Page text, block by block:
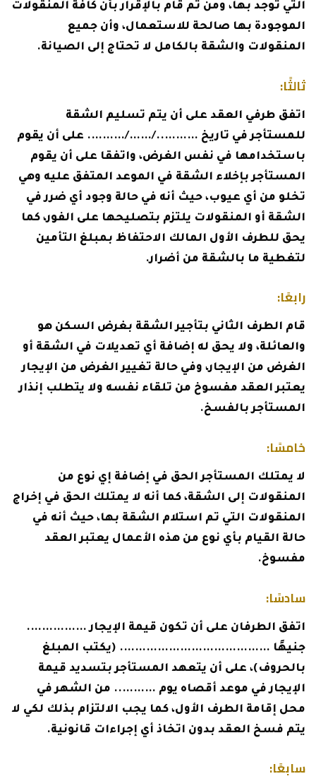
التي توجد بها، ومن ثم قام بالإقرار بأن كافة المنقولات
الموجودة بها صالحة للاستعمال، وأن جميع
المنقولات والشقة بالكامل لا تحتاج إلى الصيانة.
ثالثًا:
اتفق طرفي العقد على أن يتم تسليم الشقة
للمستأجر في تاريخ ………../……/………. على أن يقوم
باستخدامها في نفس الغرض، واتفقا على أن يقوم
المستأجر بإخلاء الشقة في الموعد المتفق عليه وهي
تخلو من أي عيوب، حيث أنه في حالة وجود أي ضرر في
الشقة أو المنقولات يلتزم بتصليحها على الفور، كما
يحق للطرف الأول المالك الاحتفاظ بمبلغ التأمين
لتغطية ما بالشقة من أضرار.
رابعًا:
قام الطرف الثاني بتأجير الشقة بغرض السكن هو
والعائلة، ولا يحق له إضافة أي تعديلات في الشقة أو
الغرض من الإيجار، وفي حالة تغيير الغرض من الإيجار
يعتبر العقد مفسوخ من تلقاء نفسه ولا يتطلب إنذار
المستأجر بالفسخ.
خامسًا:
لا يمتلك المستأجر الحق في إضافة إي نوع من
المنقولات إلى الشقة، كما أنه لا يمتلك الحق في إخراج
المنقولات التي تم استلام الشقة بها، حيث أنه في
حالة القيام بأي نوع من هذه الأعمال يعتبر العقد
مفسوخ.
سادسًا:
اتفق الطرفان على أن تكون قيمة الإيجار …………….
جنيهًا …………………………………. (يكتب المبلغ
بالحروف)، على أن يتعهد المستأجر بتسديد قيمة
الإيجار في موعد أقصاه يوم ……….. من الشهر في
محل إقامة الطرف الأول، كما يجب الالتزام بذلك لكي لا
يتم فسخ العقد بدون اتخاذ أي إجراءات قانونية.
سابعًا: